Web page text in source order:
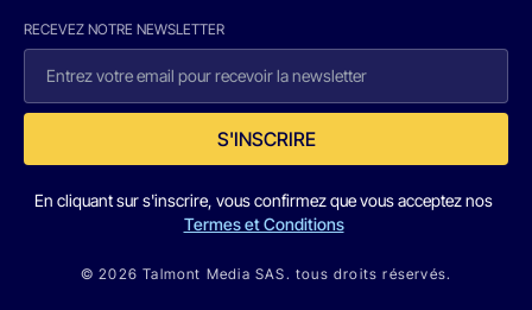
RECEVEZ NOTRE NEWSLETTER
S'INSCRIRE
En cliquant sur s'inscrire, vous confirmez que vous acceptez nos
Termes et Conditions
© 2026 Talmont Media SAS. tous droits réservés.